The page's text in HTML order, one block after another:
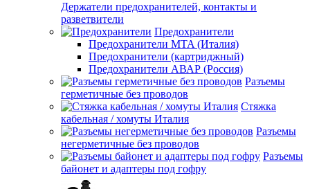
Держатели предохранителей, контакты и
разветвители
Предохранители
Предохранители MTA (Италия)
Предохранители (картриджный)
Предохранители АВАР (Россия)
Разъемы
герметичные без проводов
Стяжка
кабельная / хомуты Италия
Разъемы
негерметичные без проводов
Разъемы
байонет и адаптеры под гофру